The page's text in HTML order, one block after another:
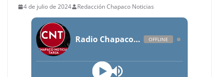
4 de julio de 2024 Redacción Chapaco Noticias
Radio Chapaco Noticias Las 24 horas en vivo OFFLINE